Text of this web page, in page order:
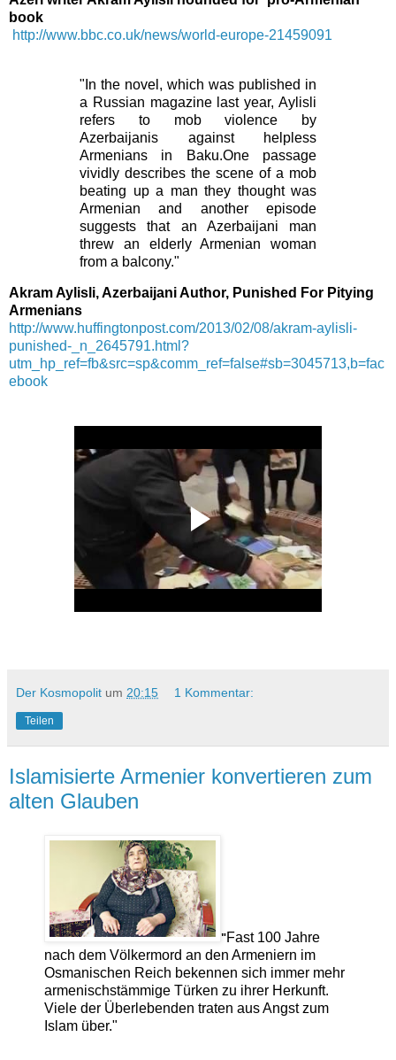
book
http://www.bbc.co.uk/news/world-europe-21459091
"In the novel, which was published in
a Russian magazine last year, Aylisli
refers to mob violence by
Azerbaijanis against helpless
Armenians in Baku.One passage
vividly describes the scene of a mob
beating up a man they thought was
Armenian and another episode
suggests that an Azerbaijani man
threw an elderly Armenian woman
from a balcony."
Akram Aylisli, Azerbaijani Author, Punished For Pitying
Armenians
http://www.huffingtonpost.com/2013/02/08/akram-aylisli-
punished-_n_2645791.html?
utm_hp_ref=fb&src=sp&comm_ref=false#sb=3045713,b=fac
ebook
Der Kosmopolit um 20:15 1 Kommentar:
Teilen
Islamisierte Armenier konvertieren zum
alten Glauben
"Fast 100 Jahre
nach dem Völkermord an den Armeniern im
Osmanischen Reich bekennen sich immer mehr
armenischstämmige Türken zu ihrer Herkunft.
Viele der Überlebenden traten aus Angst zum
Islam über."